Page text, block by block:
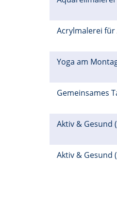
Acrylmalerei
Yoga am
Gemeinsames
Aktiv & Gesund
Aktiv & Gesund